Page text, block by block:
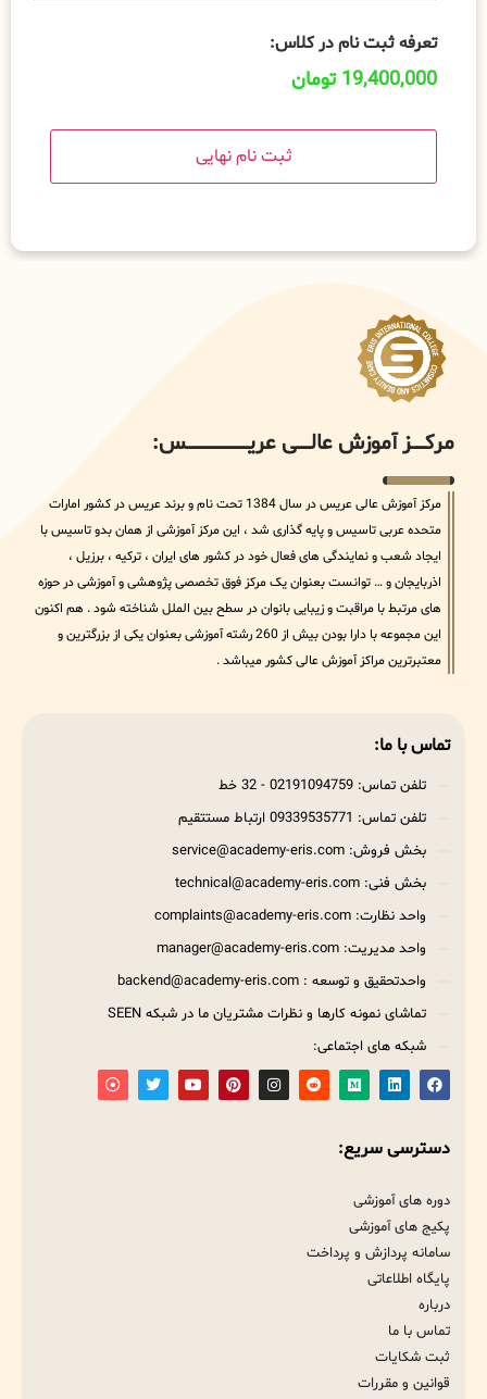
تعرفه ثبت نام در کلاس:
19,400,000 تومان
مرکــــــز آموزش عالــــــی عریــــــــــــــــــــــــــــس:
مرکز آموزش عالی عریس در سال 1384 تحت نام و برند عریس در کشور امارات
متحده عربی تاسیس و پایه گذاری شد ، این مرکز آموزشی از همان بدو تاسیس با
ایجاد شعب و نمایندگی های فعال خود در کشور های ایران ، ترکیه ، برزیل ،
اذربایجان و … توانست بعنوان یک مرکز فوق تخصصی پژوهشی و آموزشی در حوزه
های مرتبط با مراقبت و زیبایی بانوان در سطح بین الملل شناخته شود . هم اکنون
این مجموعه با دارا بودن بیش از 260 رشته آموزشی بعنوان یکی از بزرگترین و
معتبرترین مراکز آموزش عالی کشور میباشد .
تماس با ما:
تلفن تماس: 02191094759 - 32 خط
تلفن تماس: 09339535771 ارتباط مستتقیم
بخش فروش: service@academy-eris.com
بخش فنی: technical@academy-eris.com
واحد نظارت: complaints@academy-eris.com
واحد مدیریت: manager@academy-eris.com
واحدتحقیق و توسعه : backend@academy-eris.com
تماشای نمونه کارها و نظرات مشتریان ما در شبکه SEEN
شبکه های اجتماعی:
دسترسی سریع:
دوره های آموزشی
پکیج های آموزشی
سامانه پردازش و پرداخت
پایگاه اطلاعاتی
درباره
تماس با ما
ثبت شکایات
قوانین و مقررات